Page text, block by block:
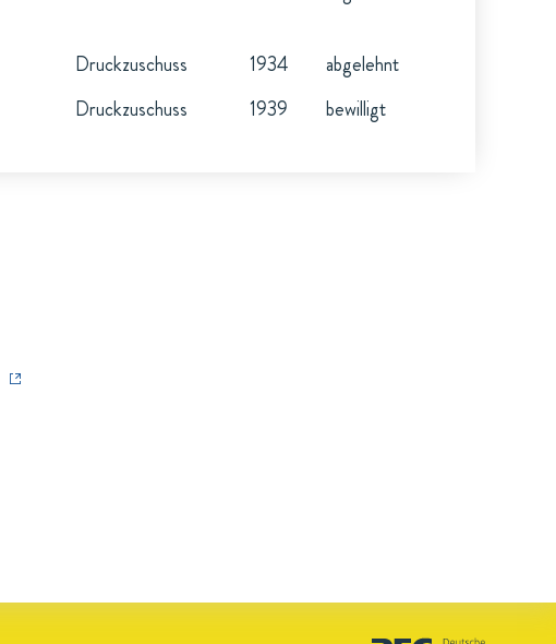
Druckzuschuss 1934
abgelehnt
Druckzuschuss 1939 bewilligt